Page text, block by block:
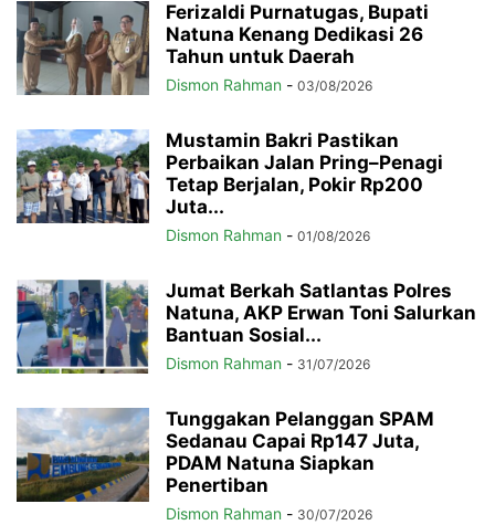
Ferizaldi Purnatugas, Bupati
Natuna Kenang Dedikasi 26
Tahun untuk Daerah
Dismon Rahman - 03/08/2026
Mustamin Bakri Pastikan
Perbaikan Jalan Pring–Penagi
Tetap Berjalan, Pokir Rp200
Juta...
Dismon Rahman - 01/08/2026
Jumat Berkah Satlantas Polres
Natuna, AKP Erwan Toni Salurkan
Bantuan Sosial...
Dismon Rahman - 31/07/2026
Tunggakan Pelanggan SPAM
Sedanau Capai Rp147 Juta,
PDAM Natuna Siapkan
Penertiban
Dismon Rahman - 30/07/2026